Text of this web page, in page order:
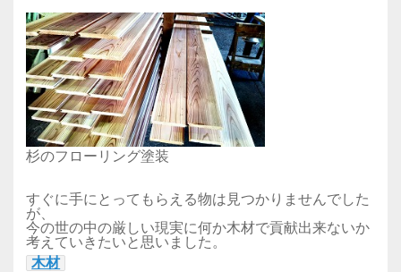
杉のフローリング塗装
すぐに手にとってもらえる物は見つかりませんでした
が、
今の世の中の厳しい現実に何か木材で貢献出来ないか
考えていきたいと思いました。
木材